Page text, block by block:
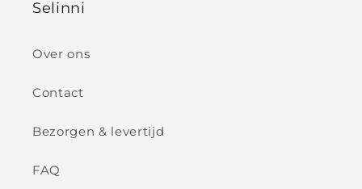
Selinni
Over ons
Contact
Bezorgen & levertijd
FAQ